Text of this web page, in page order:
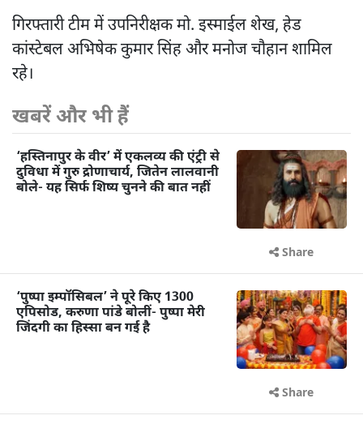
गिरफ्तारी टीम में उपनिरीक्षक मो. इस्माईल शेख, हेड
कांस्टेबल अभिषेक कुमार सिंह और मनोज चौहान शामिल
रहे।
खबरें और भी हैं
‘हस्तिनापुर के वीर’ में एकलव्य की एंट्री से
दुविधा में गुरु द्रोणाचार्य, जितेन लालवानी
बोले- यह सिर्फ शिष्य चुनने की बात नहीं
Share
‘पुष्पा इम्पॉसिबल’ ने पूरे किए 1300
एपिसोड, करुणा पांडे बोलीं- पुष्पा मेरी
जिंदगी का हिस्सा बन गई है
Share